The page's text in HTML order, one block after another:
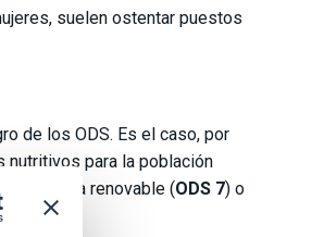
suelen ostentar puestos
de los ODS. Es el caso, por
nutritivos para la población
de energía renovable (ODS 7) o